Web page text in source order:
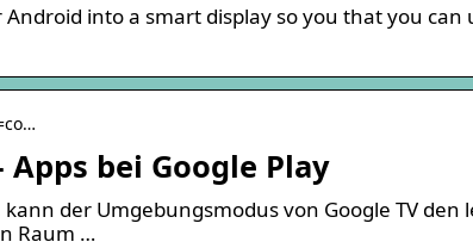
into a smart display so you that you can
bei Google Play
der Umgebungsmodus von Google TV den
Raum …